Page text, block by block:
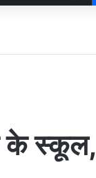
for
के स्कूल,